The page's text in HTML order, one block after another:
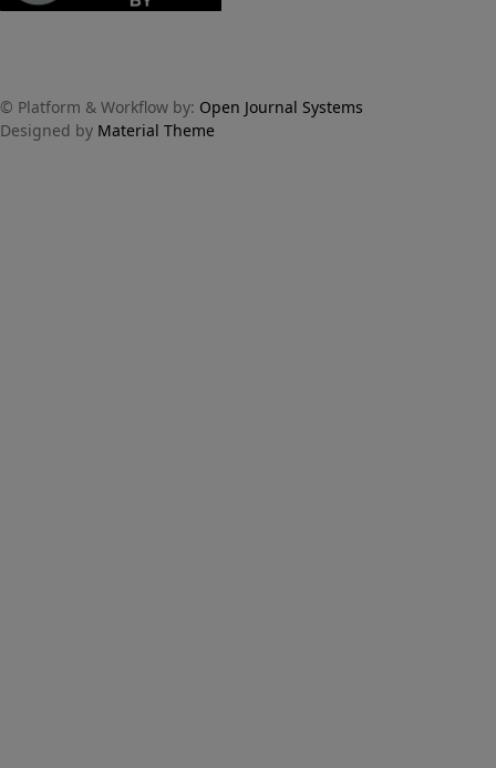
© Platform & Workflow by: Open Journal Systems
Designed by Material Theme